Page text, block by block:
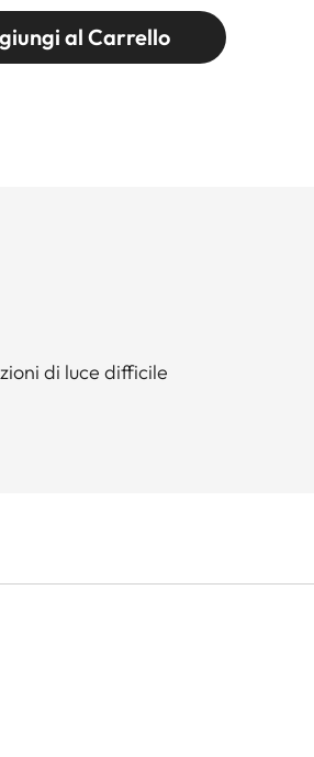
al Carrello
di luce difficile